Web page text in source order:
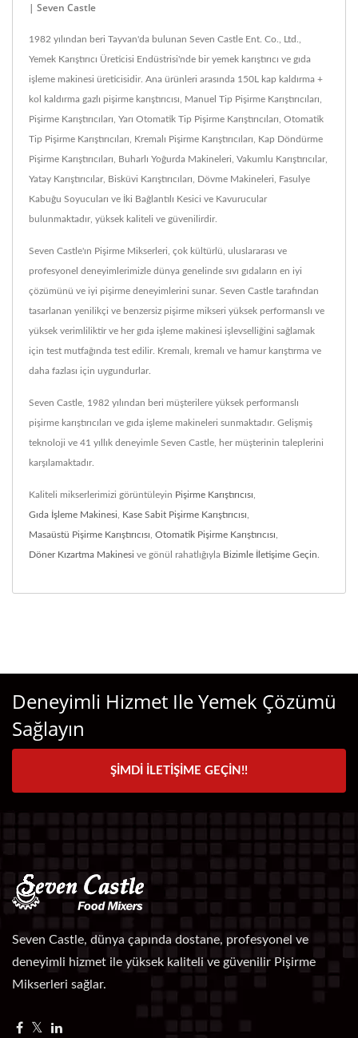
| Seven Castle
1982 yılından beri Tayvan'da bulunan Seven Castle Ent. Co., Ltd.,
Yemek Karıştırıcı Üreticisi Endüstrisi'nde bir yemek karıştırıcı ve gıda
işleme makinesi üreticisidir. Ana ürünleri arasında 150L kap kaldırma +
kol kaldırma gazlı pişirme karıştırıcısı, Manuel Tip Pişirme Karıştırıcıları,
Pişirme Karıştırıcıları, Yarı Otomatik Tip Pişirme Karıştırıcıları, Otomatik
Tip Pişirme Karıştırıcıları, Kremalı Pişirme Karıştırıcıları, Kap Döndürme
Pişirme Karıştırıcıları, Buharlı Yoğurda Makineleri, Vakumlu Karıştırıcılar,
Yatay Karıştırıcılar, Bisküvi Karıştırıcıları, Dövme Makineleri, Fasulye
Kabuğu Soyucuları ve İki Bağlantılı Kesici ve Kavurucular
bulunmaktadır, yüksek kaliteli ve güvenilirdir.
Seven Castle'ın Pişirme Mikserleri, çok kültürlü, uluslararası ve
profesyonel deneyimlerimizle dünya genelinde sıvı gıdaların en iyi
çözümünü ve iyi pişirme deneyimlerini sunar. Seven Castle tarafından
tasarlanan yenilikçi ve benzersiz pişirme mikseri yüksek performanslı ve
yüksek verimliliktir ve her gıda işleme makinesi işlevselliğini sağlamak
için test mutfağında test edilir. Kremalı, kremalı ve hamur karıştırma ve
daha fazlası için uygundurlar.
Seven Castle, 1982 yılından beri müşterilere yüksek performanslı
pişirme karıştırıcıları ve gıda işleme makineleri sunmaktadır. Gelişmiş
teknoloji ve 41 yıllık deneyimle Seven Castle, her müşterinin taleplerini
karşılamaktadır.
Kaliteli mikserlerimizi görüntüleyin Pişirme Karıştırıcısı
Gıda İşleme Makinesi Kase Sabit Pişirme Karıştırıcısı
Masaüstü Pişirme Karıştırıcısı Otomatik Pişirme Karıştırıcısı
Döner Kızartma Makinesi ve gönül rahatlığıyla Bizimle İletişime Geçin
Deneyimli Hizmet Ile Yemek Çözümü
Sağlayın
ŞIMDI İLETIŞIME GEÇIN!!
Seven Castle, dünya çapında dostane, profesyonel ve
deneyimli hizmet ile yüksek kaliteli ve güvenilir Pişirme
Mikserleri sağlar.